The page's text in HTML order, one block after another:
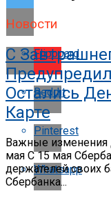
Flipboard
Reddit
Pinterest
Whatsapp
Новости
С
Остались
Карте
Важные изменения
мая С 15 мая
держателей своих
Сбербанка...